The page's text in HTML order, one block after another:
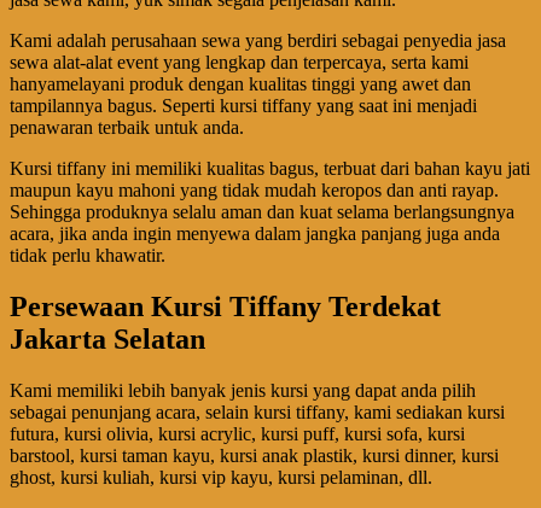
Kami adalah perusahaan sewa yang berdiri sebagai penyedia jasa
sewa alat-alat event yang lengkap dan terpercaya, serta kami
hanyamelayani produk dengan kualitas tinggi yang awet dan
tampilannya bagus. Seperti kursi tiffany yang saat ini menjadi
penawaran terbaik untuk anda.
Kursi tiffany ini memiliki kualitas bagus, terbuat dari bahan kayu jati
maupun kayu mahoni yang tidak mudah keropos dan anti rayap.
Sehingga produknya selalu aman dan kuat selama berlangsungnya
acara, jika anda ingin menyewa dalam jangka panjang juga anda
tidak perlu khawatir.
Persewaan Kursi Tiffany Terdekat
Jakarta Selatan
Kami memiliki lebih banyak jenis kursi yang dapat anda pilih
sebagai penunjang acara, selain kursi tiffany, kami sediakan kursi
futura, kursi olivia, kursi acrylic, kursi puff, kursi sofa, kursi
barstool, kursi taman kayu, kursi anak plastik, kursi dinner, kursi
ghost, kursi kuliah, kursi vip kayu, kursi pelaminan, dll.